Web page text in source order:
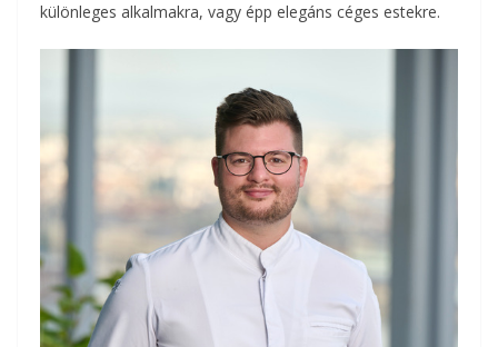
különleges alkalmakra, vagy épp elegáns céges estekre.